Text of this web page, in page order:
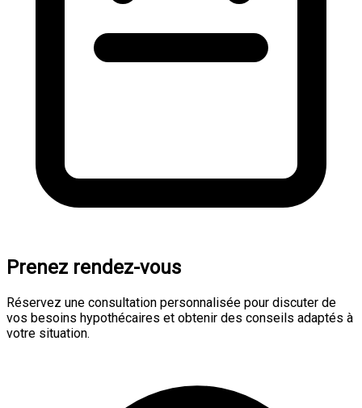
Prenez rendez-vous
Réservez une consultation personnalisée pour discuter de
vos besoins hypothécaires et obtenir des conseils adaptés à
votre situation.